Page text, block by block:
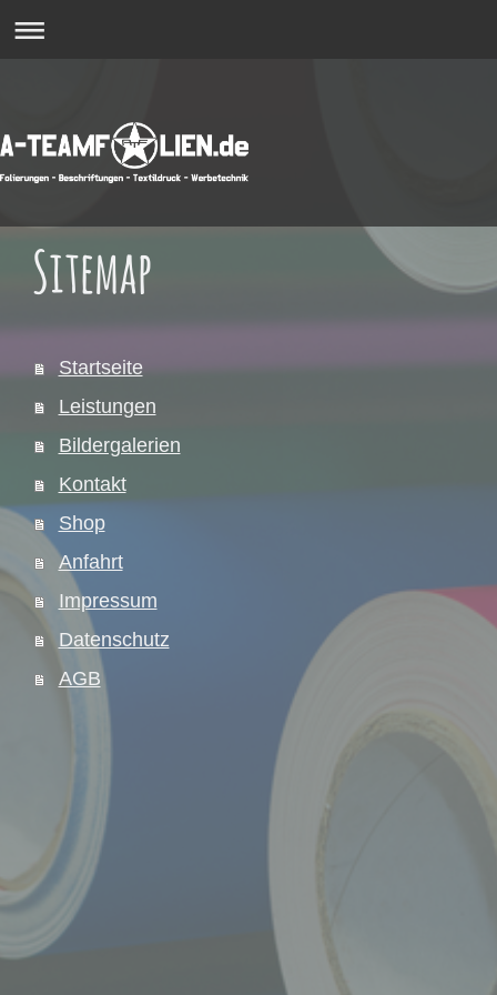
Sitemap
Startseite
Leistungen
Bildergalerien
Kontakt
Shop
Anfahrt
Impressum
Datenschutz
AGB